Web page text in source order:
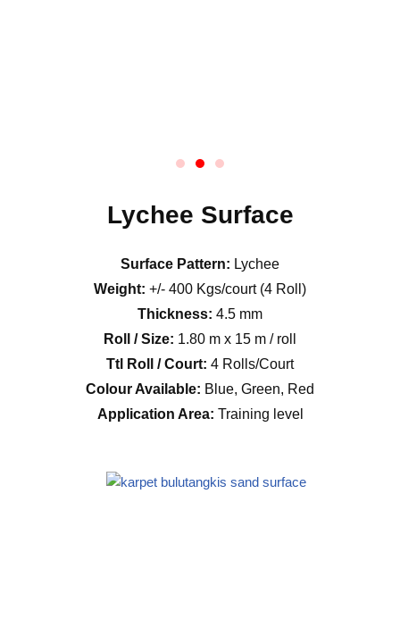
Lychee Surface
Surface Pattern: Lychee
Weight: +/- 400 Kgs/court (4 Roll)
Thickness: 4.5 mm
Roll / Size: 1.80 m x 15 m / roll
Ttl Roll / Court: 4 Rolls/Court
Colour Available: Blue, Green, Red
Application Area: Training level